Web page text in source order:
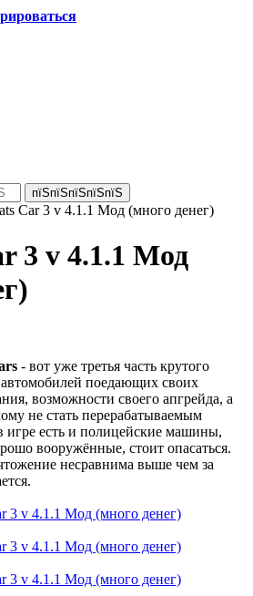
Car 3 v 4.1.1 Мод (много денег)
3 v 4.1.1 Мод
- вот уже третья часть крутого
поедающих своих
возможности своего апгрейда, а
не стать перерабатываемым
игре есть и полицейские машины,
вооружённые, стоит опасаться.
несравнима выше чем за